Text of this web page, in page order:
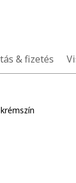
& fizetés